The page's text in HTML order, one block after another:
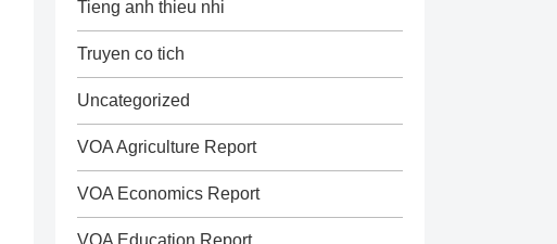
Tieng anh thieu nhi
Truyen co tich
Uncategorized
VOA Agriculture Report
VOA Economics Report
VOA Education Report